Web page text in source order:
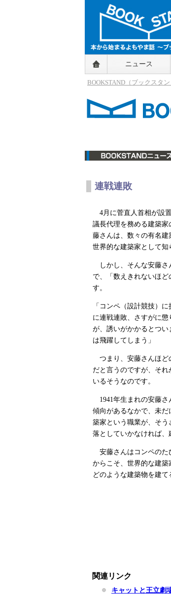
BOOKSTAND（ブック
～本から始まるよもや
BOOKSTAND（ブ
ニュース
BOOKSTAND（ブックスタン
連戦連敗
4月に菅直人首相が設
議長代理を務める建築
藤さんは、数々の有名
世界的な建築家として知
しかし、そんな安藤さ
で、「数えきれないほ
す。
「コンペ（設計競技）
に連戦連敗、さすがに
が、誘いがかかるとつ
は飛躍してしまう」
つまり、安藤さんほど
だと言うのですが、そ
いるそうなのです。
1941年生まれの安藤さ
傾向があるなかで、未
築家という職業が、そ
落としていかなければ、
安藤さんはコンペのた
からこそ、世界的な建
どのような建築物を建て
関連リンク
キャットと王立劇